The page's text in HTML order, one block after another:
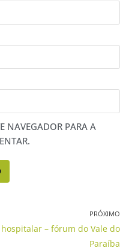
NAVEGADOR PARA A
PRÓXIMO
– fórum do Vale do
Paraíba